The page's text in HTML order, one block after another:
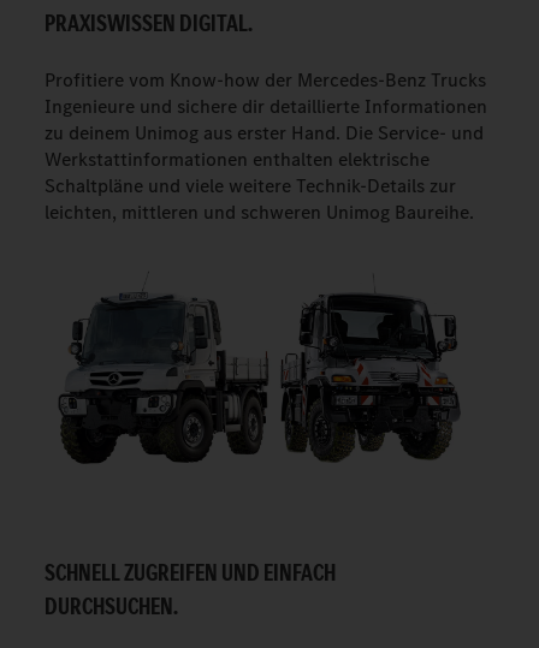
PRAXISWISSEN DIGITAL.
Profitiere vom Know-how der Mercedes-Benz Trucks
Ingenieure und sichere dir detaillierte Informationen
zu deinem Unimog aus erster Hand. Die Service- und
Werkstattinformationen enthalten elektrische
Schaltpläne und viele weitere Technik-Details zur
leichten, mittleren und schweren Unimog Baureihe.
SCHNELL ZUGREIFEN UND EINFACH
DURCHSUCHEN.